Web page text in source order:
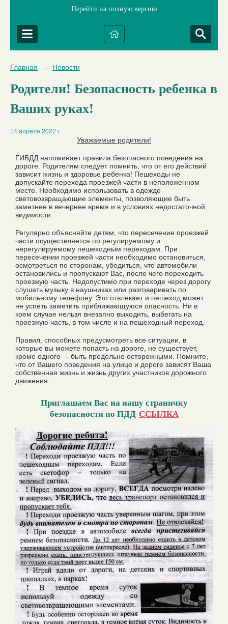
Перейти на полную версию
Главная → Новости
Родители! Безопасность ребенка в
Ваших руках!
14 апреля 2022 г.
Уважаемые родители!
ГИБДД напоминает правила безопасного поведения на
дороге. Родителям следует помнить, что от его действий
зависит жизнь и здоровье ребенка! Пешеходы не
допускайте перехода проезжей части в неположенном
месте. Необходимо использовать в одежде
световозвращающие элементы, позволяющие быть
заметнее в вечернее время и в условиях недостаточной
видимости.
Регулярно объясняйте детям, что пересечение проезжей
части осуществляется по регулируемому и
нерегулируемому пешеходным переходам. При
пересечении проезжей части необходимо остановиться,
осмотреться по сторонам, убедиться, что автомобили
остановились и пропускают Вас, после чего переходить
проезжую часть. Недопустимо при переходе через дорогу
слушать музыку в наушниках или разговаривать по
мобильному телефону. Это отвлекает и пешеход может
не успеть заметить приближающуюся опасность. Ни в
коем случае нельзя внезапно выходить, выбегать на
проезжую часть, в том числе и на пешеходный переход.
Правил, способных предусмотреть все ситуации, в
которые вы можете попасть на дороге, не существует,
кроме одного – быть предельно осторожными. Помните,
что от Вашего поведения на улице и дороге зависят Ваша
собственная жизнь и жизнь других участников дорожного
движения.
Приглашаем Вас на нашу страничку
безопасности по ПДД ССЫЛКА